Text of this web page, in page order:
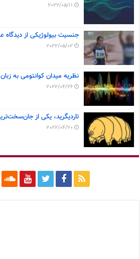
2022/05/11
جنسیت بیولوژیکی از دیدگاه
2022/05/02
نظریه میدان کوانتومی به
2022/04/26
تاردیگرید، یکی از
2022/04/20